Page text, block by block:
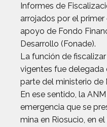
Informes de
arrojados por el
apoyo de Fondo
Desarrollo (Fonade).
La función de
vigentes fue delegada
parte del ministerio de
En ese sentido, la
emergencia que se
mina en Riosucio, en